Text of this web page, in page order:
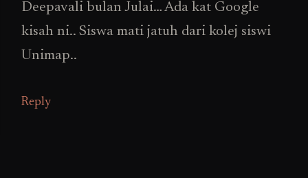
Deepavali bulan Julai… Ada kat Google
kisah ni.. Siswa mati jatuh dari kolej siswi
Unimap..
Reply